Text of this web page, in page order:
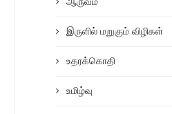
இருளில் மறுகும் விழிகள்
உதரக்கொதி
உமிழ்வு